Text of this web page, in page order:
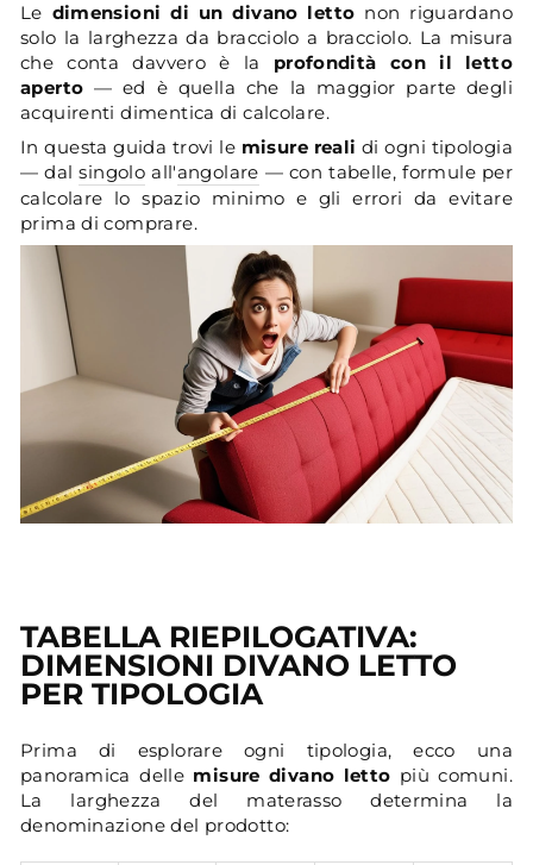
Le dimensioni di un divano letto non riguardano
solo la larghezza da bracciolo a bracciolo. La misura
che conta davvero è la profondità con il letto
aperto — ed è quella che la maggior parte degli
acquirenti dimentica di calcolare.
In questa guida trovi le misure reali di ogni tipologia
— dalsingolo all'angolare — con tabelle, formule per
calcolare lo spazio minimo e gli errori da evitare
prima di comprare.
TABELLA RIEPILOGATIVA:
DIMENSIONI DIVANO LETTO
PER TIPOLOGIA
Prima di esplorare ogni tipologia, ecco una
panoramica delle misure divano letto più comuni.
La larghezza del materasso determina la
denominazione del prodotto: